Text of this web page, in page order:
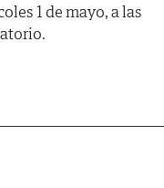
1 de mayo, a las